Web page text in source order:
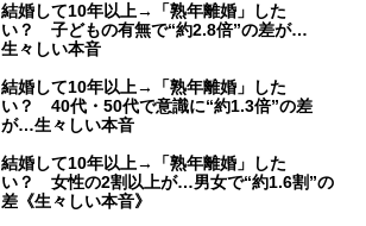
結婚して10年以上→「熟年離婚」した
い？ 子どもの有無で“約2.8倍”の差が…
生々しい本音
結婚して10年以上→「熟年離婚」した
い？ 40代・50代で意識に“約1.3倍”の差
が…生々しい本音
結婚して10年以上→「熟年離婚」した
い？ 女性の2割以上が…男女で“約1.6割”の
差《生々しい本音》